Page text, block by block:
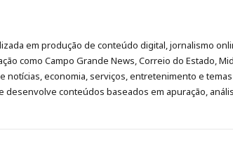
em produção de conteúdo digital, jornalismo
como Campo Grande News, Correio do Estado,
notícias, economia, serviços, entretenimento e
desenvolve conteúdos baseados em apuração,